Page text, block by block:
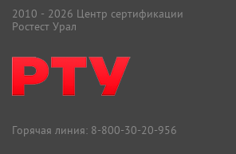
2010 - 2026 Центр сертификации
Ростест Урал
Горячая линия: 8-800-30-20-956